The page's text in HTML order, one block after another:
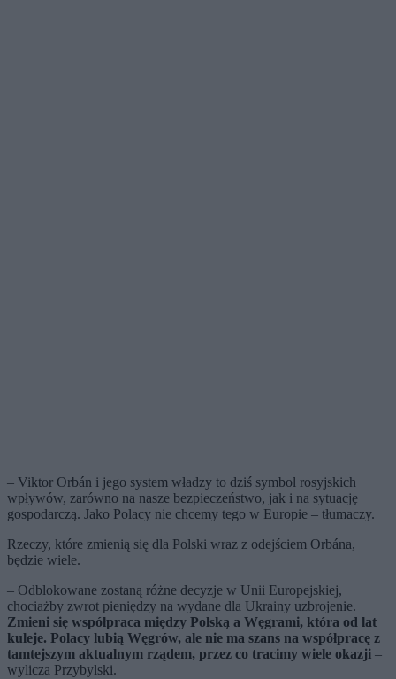
– Viktor Orbán i jego system władzy to dziś symbol rosyjskich
wpływów, zarówno na nasze bezpieczeństwo, jak i na sytuację
gospodarczą. Jako Polacy nie chcemy tego w Europie – tłumaczy.
Rzeczy, które zmienią się dla Polski wraz z odejściem Orbána,
będzie wiele.
– Odblokowane zostaną różne decyzje w Unii Europejskiej,
chociażby zwrot pieniędzy na wydane dla Ukrainy uzbrojenie.
Zmieni się współpraca między Polską a Węgrami, która od lat
kuleje. Polacy lubią Węgrów, ale nie ma szans na współpracę z
tamtejszym aktualnym rządem, przez co tracimy wiele okazji –
wylicza Przybylski.